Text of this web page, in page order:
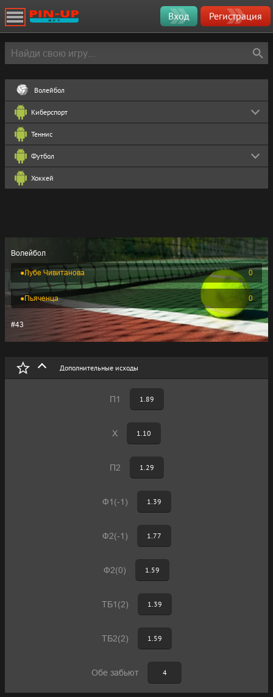
Вход Регистрация
Волейбол
Киберспорт
Теннис
Футбол
Хоккей
Волейбол
●Лубе Чивитанова 0
●Пьяченца 0
#43
Дополнительные исходы
П1 1.89
Х 1.10
П2 1.29
Ф1(-1) 1.39
Ф2(-1) 1.77
Ф2(0) 1.59
ТБ1(2) 1.39
ТБ2(2) 1.59
Обе забьют 4